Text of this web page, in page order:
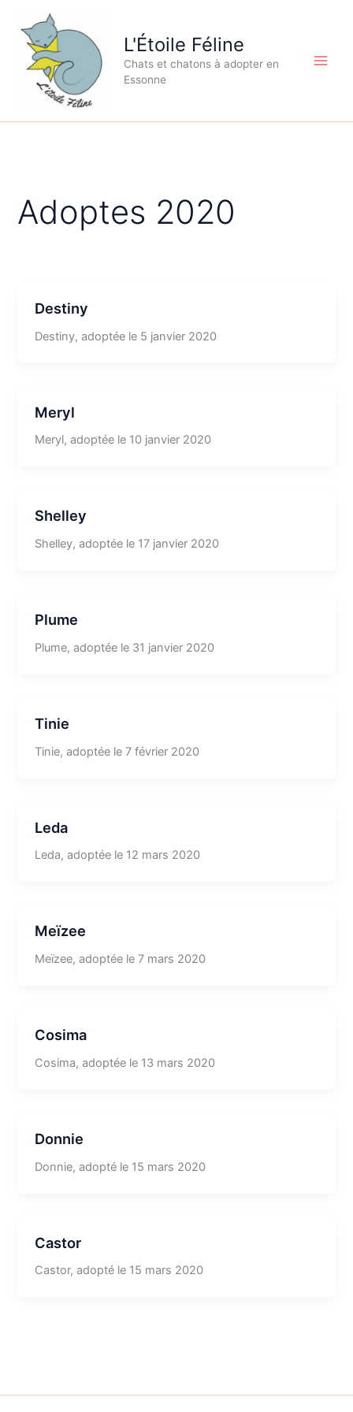
contenu
L'Étoile Féline
Chats et chatons à adopter en
Essonne
Adoptes 2020
Destiny
Destiny, adoptée le 5 janvier 2020
Meryl
Meryl, adoptée le 10 janvier 2020
Shelley
Shelley, adoptée le 17 janvier 2020
Plume
Plume, adoptée le 31 janvier 2020
Tinie
Tinie, adoptée le 7 février 2020
Leda
Leda, adoptée le 12 mars 2020
Meïzee
Meïzee, adoptée le 7 mars 2020
Cosima
Cosima, adoptée le 13 mars 2020
Donnie
Donnie, adopté le 15 mars 2020
Castor
Castor, adopté le 15 mars 2020